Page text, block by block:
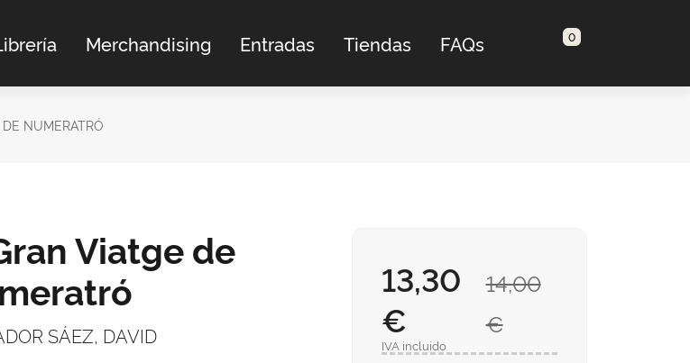
Merchandising Entradas Tiendas FAQs 0
NUMERATRÓ
Viatge de
SÁEZ, DAVID
14,00
€
13,30
€
IVA incluido